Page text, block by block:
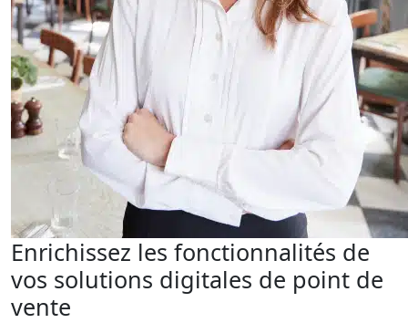
Enrichissez les fonctionnalités de
vos solutions digitales de point de
vente